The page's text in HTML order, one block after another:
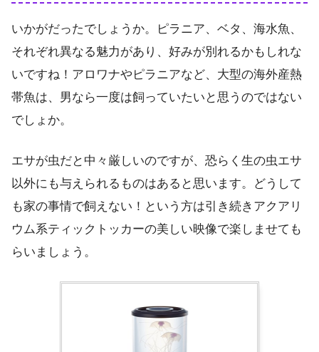
いかがだったでしょうか。ピラニア、ベタ、海水魚、
それぞれ異なる魅力があり、好みが別れるかもしれな
いですね！アロワナやピラニアなど、大型の海外産熱
帯魚は、男なら一度は飼っていたいと思うのではない
でしょか。
エサが虫だと中々厳しいのですが、恐らく生の虫エサ
以外にも与えられるものはあると思います。どうして
も家の事情で飼えない！という方は引き続きアクアリ
ウム系ティックトッカーの美しい映像で楽しませても
らいましょう。